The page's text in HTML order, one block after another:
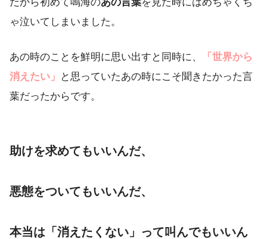
ゃ泣いてしまいました。
あの時のことを鮮明に思い出すと同時に、
「世界から
消えたい」 と思っていたあの時にこそ聞きたかった言
葉だったからです。
助けを求めてもいいんだ、
悪態をついてもいいんだ、
本当は「消えたくない」って叫んでもいいん